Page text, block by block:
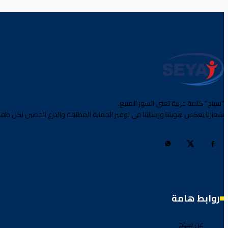
“سياج” كلمة عربية تعني السور المنيع.
شعارنا يعكس هويتنا ورسالتنا في توفير الحماية المطلقة والدرع الحصين لكل
روابط هامة
عن سياج